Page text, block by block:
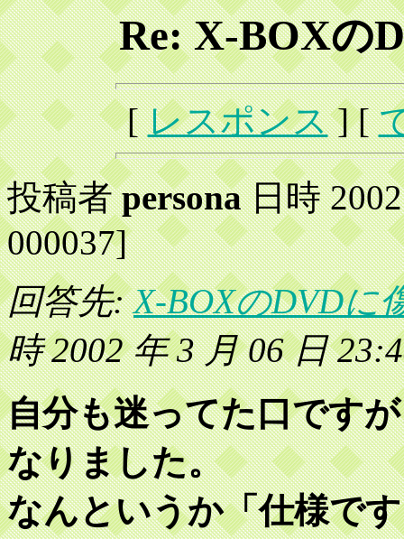
Re: X-BOXの
[レスポンス] [
投稿者persona日時
000037]
回答先:X-BOXのDVDに
時 2002 年 3 月 06 日
自分も迷ってた口です
なりました。
なんというか「仕様で